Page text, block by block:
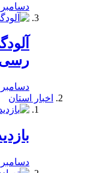
دسامبر 24, 2019
دسامبر 24, 2019
اخبار استان
دسامبر 24, 2019